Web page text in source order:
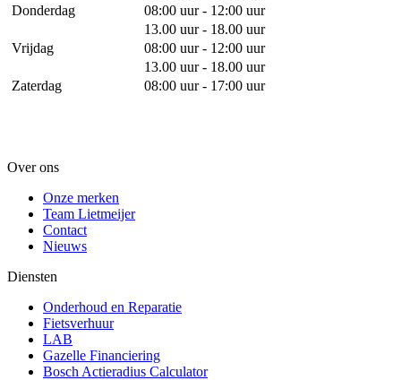
Donderdag
08:00 uur - 12:00 uur
13.00 uur - 18.00 uur
Vrijdag
08:00 uur - 12:00 uur
13.00 uur - 18.00 uur
Zaterdag
08:00 uur - 17:00 uur
Over ons
Onze merken
Team Lietmeijer
Contact
Nieuws
Diensten
Onderhoud en Reparatie
Fietsverhuur
LAB
Gazelle Financiering
Bosch Actieradius Calculator